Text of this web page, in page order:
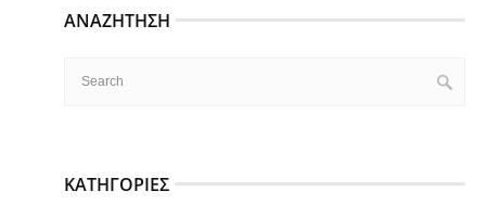
ΑΝΑΖΉΤΗΣΗ
ΚΑΤΗΓΟΡΊΕΣ